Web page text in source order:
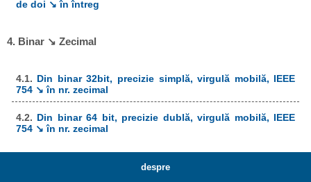
de doi ↘ în întreg
4. Binar ↘ Zecimal
4.1. Din binar 32bit, precizie simplă, virgulă mobilă, IEEE
754 ↘ în nr. zecimal
4.2. Din binar 64 bit, precizie dublă, virgulă mobilă, IEEE
754 ↘ în nr. zecimal
despre